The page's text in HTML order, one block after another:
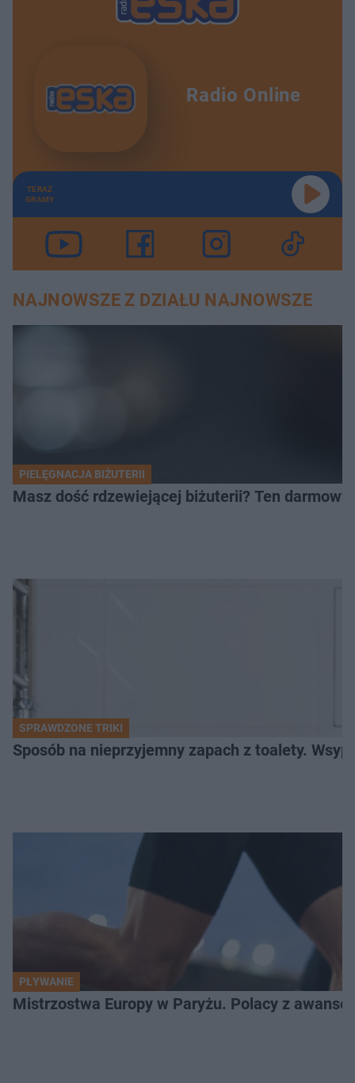
Radio Online
TERAZ
GRAMY
NAJNOWSZE Z DZIAŁU NAJNOWSZE
PIELĘGNACJA BIŻUTERII
Masz dość rdzewiejącej biżuterii? Ten
SPRAWDZONE TRIKI
Sposób na nieprzyjemny zapach z toalety.
PŁYWANIE
Mistrzostwa Europy w Paryżu. Polacy z